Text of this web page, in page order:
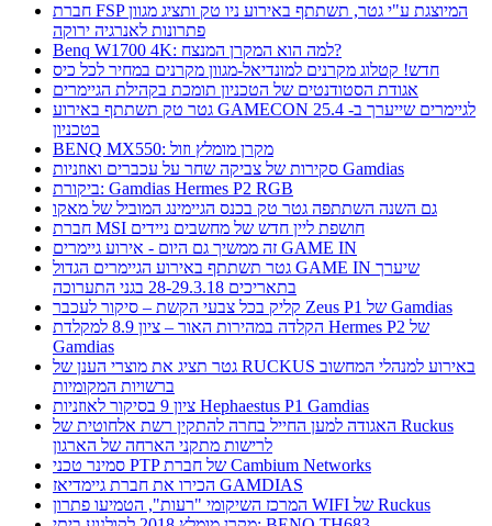
חברת FSP המיוצגת ע"י גטר, תשתתף באירוע ניו טק ותציג מגוון
פתרונות לאנרגיה ירוקה
Benq W1700 4K: למה הוא המקרן המנצח?
חדש! קטלוג מקרנים למונדיאל-מגוון מקרנים במחיר לכל כיס
אגודת הסטודנטים של הטכניון תומכת בקהילת הגיימרים
גטר טק תשתתף באירוע GAMECON לגיימרים שייערך ב- 25.4
בטכניון
BENQ MX550: מקרן מומלץ וזול
סקירות של צביקה שחר על עכברים ואוזניות Gamdias
ביקורת: Gamdias Hermes P2 RGB
גם השנה השתתפה גטר טק בכנס הגיימינג המוביל של מאקו
חברת MSI חושפת ליין חדש של מחשבים ניידים
זה ממשיך גם היום - אירוע גיימרים GAME IN
גטר תשתתף באירוע הגיימרים הגדול GAME IN שיערך
בתאריכים 28-29.3.18 בגני התערוכה
קליק בכל צבעי הקשת – סיקור לעכבר Zeus P1 של Gamdias
הקלדה במהירות האור – ציון 8.9 למקלדת Hermes P2 של
Gamdias
גטר תציג את מוצרי הענן של RUCKUS באירוע למנהלי המחשוב
ברשויות המקומיות
ציון 9 בסיקור לאוזניות Hephaestus P1 Gamdias
האגודה למען החייל בחרה להתקין רשת אלחוטית של Ruckus
לרישות מתקני הארחה של הארגון
סמינר טכני PTP של חברת Cambium Networks
הכירו את חברת גיימדיאז GAMDIAS
המרכז השיקומי "רעות", הטמיעו פתרון WIFI של Ruckus